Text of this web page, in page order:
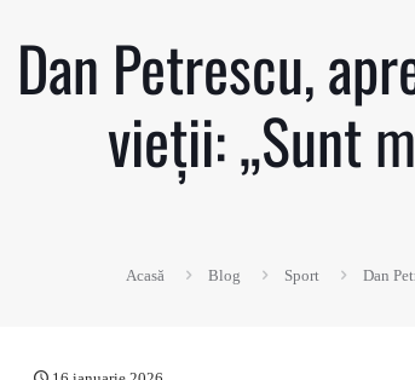
Dan Petrescu,
vieții: „Sunt
Acasă Blog Sport Dan